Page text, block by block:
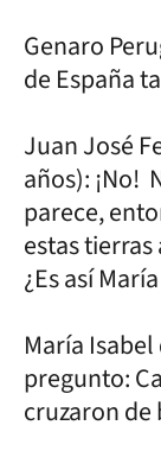
Genaro
de España
Juan José
años): ¡No!
parece,
estas
¿Es así
María Isabel
pregunto:
cruzaron de